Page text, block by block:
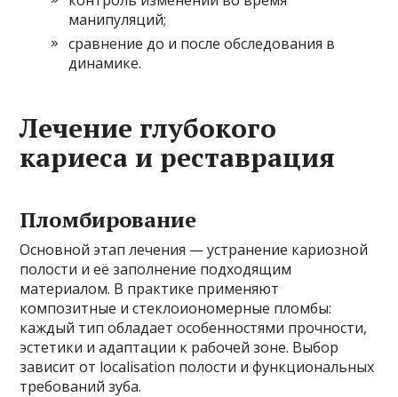
манипуляций;
сравнение до и после обследования в
динамике.
Лечение глубокого
кариеса и реставрация
Пломбирование
Основной этап лечения — устранение кариозной
полости и её заполнение подходящим
материалом. В практике применяют
композитные и стеклоиономерные пломбы:
каждый тип обладает особенностями прочности,
эстетики и адаптации к рабочей зоне. Выбор
зависит от localisation полости и функциональных
требований зуба.